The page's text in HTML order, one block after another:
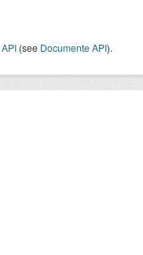
API (see Documente API).